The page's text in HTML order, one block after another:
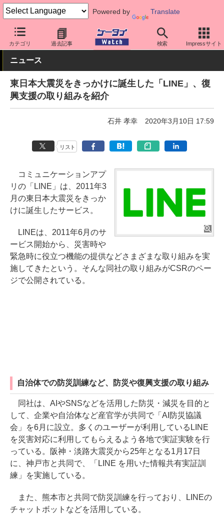
Powered by Translate
カテゴリ 過去記事 検索 Impressサイト
ケータイ Watch アプリ・サービス SNS
ニュース
東日本大震災をきっかけに誕生した「LINE」、復
興支援の取り組みを紹介
石井 孝幸 2020年3月10日 17:59
リスト
コミュニケーションアプ
リの「LINE」は、2011年3
月の東日本大震災をきっか
けに誕生したサービス。
LINEは、2011年6月のサ
ービス開始から、災害時や
緊急時に役立つ機能の提供などさまざまな取り組みを実
施してきたという。そんな同社の取り組みがCSRのペー
ジで公開されている。
自治体での防災訓練など、防災や復興支援の取り組み
同社は、AIやSNSなどを活用した防災・減災を目的と
して、企業や自治体など産官学が共同で「AI防災協議
会」を6月に設立。多くのユーザーが利用しているLINE
を災害対応に利用してもらえるよう各地で実証実験を行
っている。阪神・淡路大震災から25年となる1月17日
に、神戸市と共同で、「LINE を用いた情報共有実証訓
練」を実施している。
また、熊本市と共同で防災訓練を行っており、LINEの
チャットボットなどを活用している。